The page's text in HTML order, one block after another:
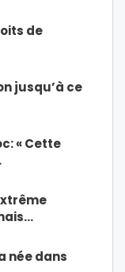
de
jusqu’à ce
« Cette
née dans